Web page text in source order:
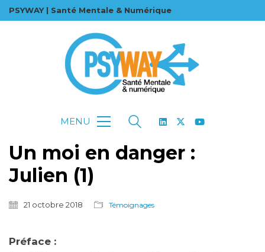
PSYWAY | Santé Mentale & Numérique
MENU
Un moi en danger :
Julien (1)
21 octobre 2018 Témoignages
Préface :